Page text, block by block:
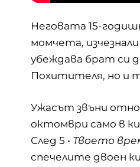
Неговата 15-
момчета,
убеждава брат си
Похитителя, но и
Ужасът звъни
октомври само в
След 5 • Твоето
спечелите двоен